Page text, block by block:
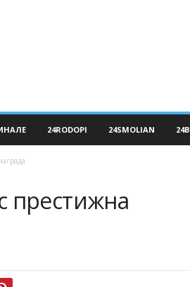
24RODOPI 24SMOLIAN
престижна